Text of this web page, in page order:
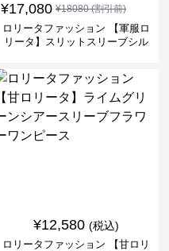
¥17,080 ¥18080(割引前)
ロリータファッション 【軍服ロ
リータ】スリットスリーブシル
¥12,580 (税込)
ロリータファッション 【甘ロリ